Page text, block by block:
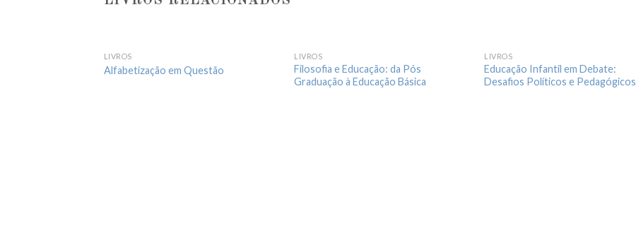
LIVROS
Alfabetização em Questão
LIVROS
Filosofia e Educação: da Pós
Graduação à Educação Básica
LIVROS
Educação Infantil em Debate:
Desafios Políticos e Pedagógicos